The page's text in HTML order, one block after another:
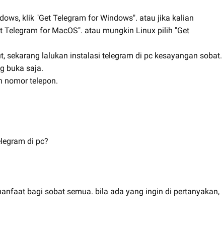
klik "Get Telegram for Windows". atau jika kalian
Telegram for MacOS". atau mungkin Linux pilih "Get
sekarang lalukan instalasi telegram di pc kesayangan sobat.
buka saja.
nomor telepon.
di pc?
bagi sobat semua. bila ada yang ingin di pertanyakan,